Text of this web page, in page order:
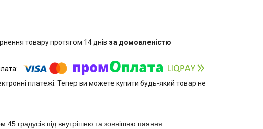
товару протягом 14 днів за домовленістю
платежі. Тепер ви можете купити будь-який товар не
45 градусів під внутрішню та зовнішню паяння.